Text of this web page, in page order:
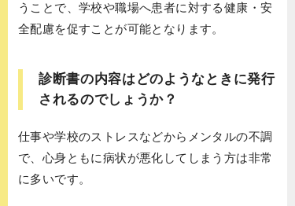
うことで、学校や職場へ患者に対する健康・安
全配慮を促すことが可能となります。
診断書の内容はどのようなときに発行
されるのでしょうか？
仕事や学校のストレスなどからメンタルの不調
で、心身ともに病状が悪化してしまう方は非常
に多いです。